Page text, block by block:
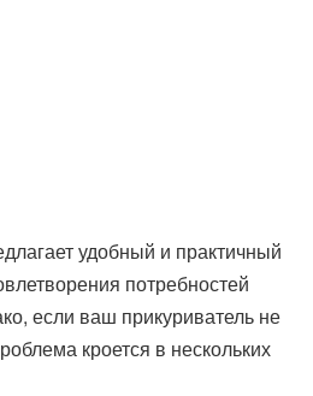
удобный и практичный
потребностей
если ваш прикуриватель не
кроется в нескольких